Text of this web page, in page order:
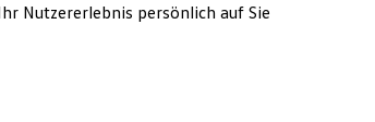
Nutzererlebnis persönlich auf Sie